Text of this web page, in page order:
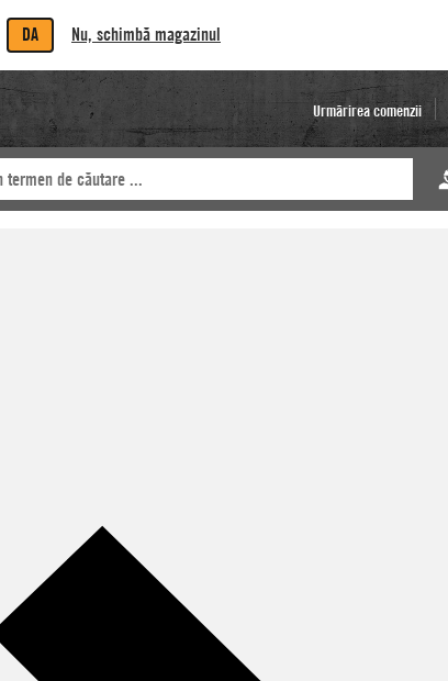
DA Nu, schimbă magazinul
Urmărirea comenzii